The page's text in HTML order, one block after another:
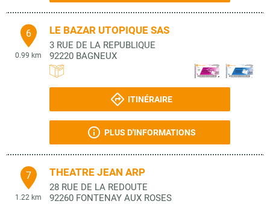
6
0.99 km
LE BAZAR UTOPIQUE SAS
3 RUE DE LA REPUBLIQUE
92220 BAGNEUX
ITINÉRAIRE
PLUS D'INFORMATIONS
7
1.22 km
THEATRE JEAN ARP
28 RUE DE LA REDOUTE
92260 FONTENAY AUX ROSES